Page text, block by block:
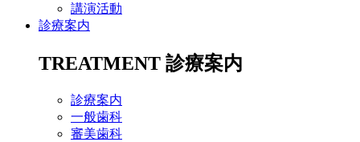
講演活動
診療案内
TREATMENT 診療案内
診療案内
一般歯科
審美歯科